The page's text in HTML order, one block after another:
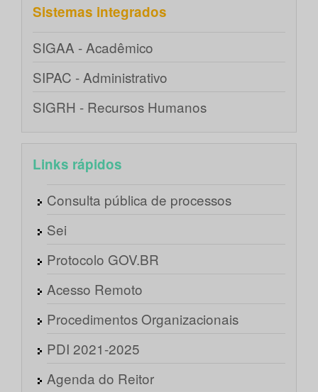
Sistemas integrados
SIGAA - Acadêmico
SIPAC - Administrativo
SIGRH - Recursos Humanos
Links rápidos
Consulta pública de processos
Sei
Protocolo GOV.BR
Acesso Remoto
Procedimentos Organizacionais
PDI 2021-2025
Agenda do Reitor